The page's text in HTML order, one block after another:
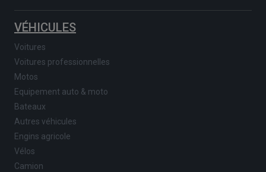
VÉHICULES
Voitures
Voitures professionnelles
Motos
Equipement auto & moto
Bateaux
Autres véhicules
Engins agricole
Vélos
Camion